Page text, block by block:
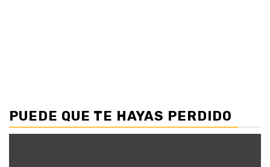
PUEDE QUE TE HAYAS PERDIDO